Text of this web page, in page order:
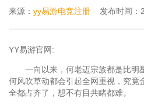
来源： yy易游电竞注册 发布时间：
YY易游官网:
一向以来，何老迈宗族都是比明
何风吹草动都会引起全网重视，究竟
全都占齐了，想不有目共睹都难。